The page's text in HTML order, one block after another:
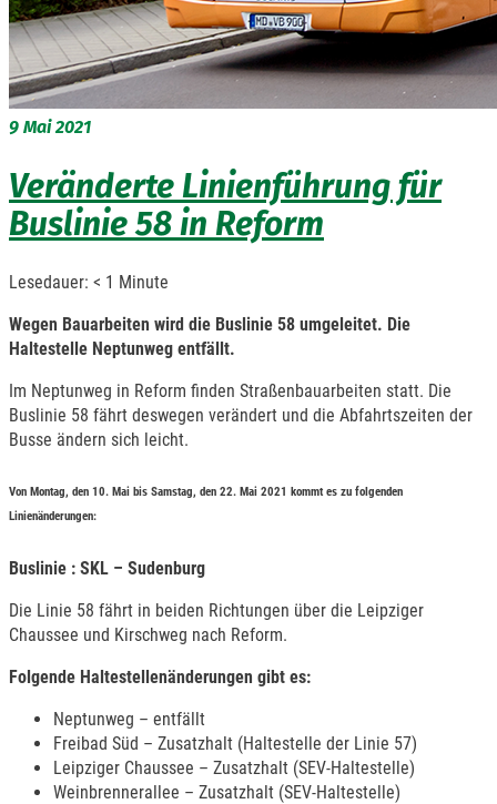
9 Mai 2021
Veränderte Linienführung für
Buslinie 58 in Reform
Lesedauer: < 1 Minute
Wegen Bauarbeiten wird die Buslinie 58 umgeleitet. Die
Haltestelle Neptunweg entfällt.
Im Neptunweg in Reform finden Straßenbauarbeiten statt. Die
Buslinie 58 fährt deswegen verändert und die Abfahrtszeiten der
Busse ändern sich leicht.
Von Montag, den 10. Mai bis Samstag, den 22. Mai 2021 kommt es zu folgenden
Linienänderungen:
Buslinie : SKL – Sudenburg
Die Linie 58 fährt in beiden Richtungen über die Leipziger
Chaussee und Kirschweg nach Reform.
Folgende Haltestellenänderungen gibt es:
Neptunweg – entfällt
Freibad Süd – Zusatzhalt (Haltestelle der Linie 57)
Leipziger Chaussee – Zusatzhalt (SEV-Haltestelle)
Weinbrennerallee – Zusatzhalt (SEV-Haltestelle)